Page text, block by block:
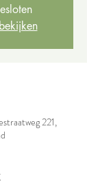
221,